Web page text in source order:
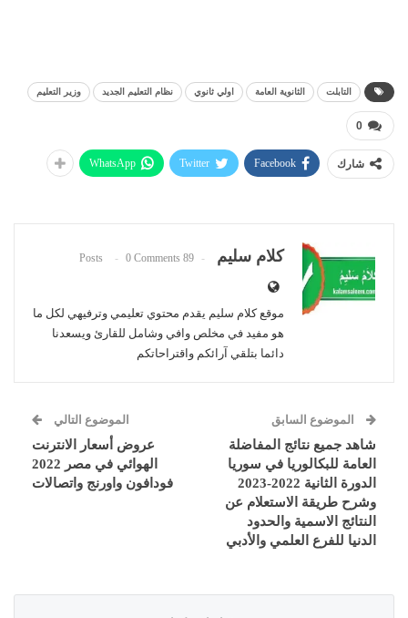
التابلت الثانوية العامة اولي ثانوي نظام التعليم الجديد وزير التعليم
0
شارك Facebook
Twitter
WhatsApp
كلام سليم 89 Posts
0 Comments
موقع كلام سليم يقدم محتوي تعليمي وترفيهي لكل ما
هو مفيد في مخلص وافي وشامل للقارئ ويسعدنا
دائما بتلقي آرائكم واقتراحاتكم
الموضوع السابق
شاهد جميع نتائج المفاضلة
العامة للبكالوريا في سوريا
الدورة الثانية 2022-2023
وشرح طريقة الاستعلام عن
النتائج الاسمية والحدود
الدنيا للفرع العلمي والأدبي
الموضوع التالي
عروض أسعار الانترنت
الهوائي في مصر 2022
فودافون واورنج واتصالات